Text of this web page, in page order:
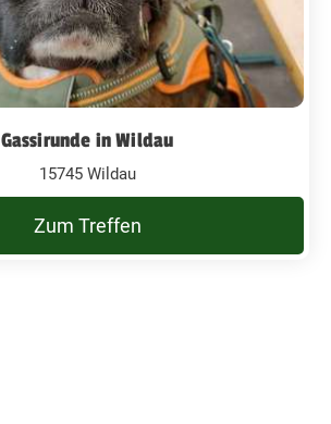
Gassirunde in Wildau
15745 Wildau
Zum Treffen